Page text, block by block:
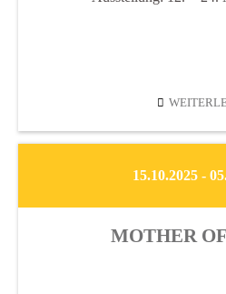
15.10.2025 -
MOTHER